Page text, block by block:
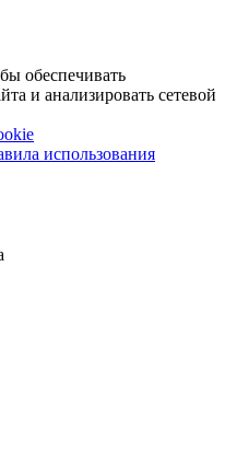
обеспечивать
и анализировать сетевой
использования